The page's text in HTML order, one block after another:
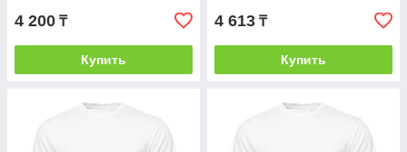
4 200 ₸
Купить
4 613 ₸
Купить